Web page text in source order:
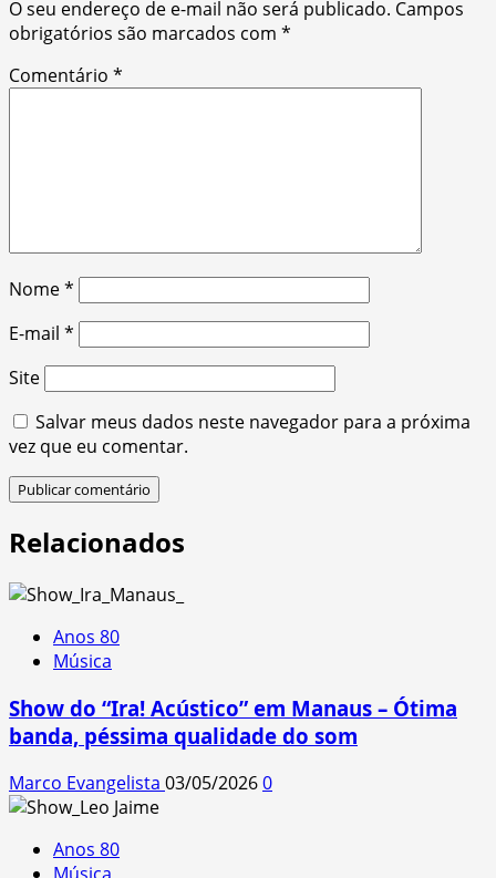
O seu endereço de e-mail não será publicado. Campos
obrigatórios são marcados com *
Comentário *
Nome*
E-mail *
Site
Salvar meus dados neste navegador para a próxima
vez que eu comentar.
Relacionados
Anos 80
Música
Show do “Ira! Acústico” em Manaus – Ótima
banda, péssima qualidade do som
Marco Evangelista 03/05/20260
Anos 80